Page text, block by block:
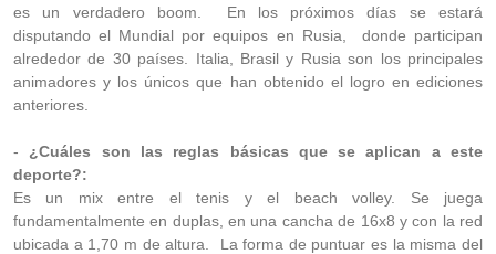
es un verdadero boom. En los próximos días se estará
disputando el Mundial por equipos en Rusia, donde participan
alrededor de 30 países. Italia, Brasil y Rusia son los principales
animadores y los únicos que han obtenido el logro en ediciones
anteriores.
- ¿Cuáles son las reglas básicas que se aplican a este
deporte?:
Es un mix entre el tenis y el beach volley. Se juega
fundamentalmente en duplas, en una cancha de 16x8 y con la red
ubicada a 1,70 m de altura. La forma de puntuar es la misma del